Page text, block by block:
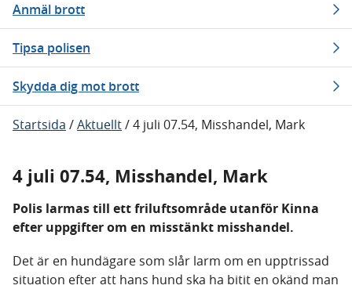
Anmäl brott
Tipsa polisen
Skydda dig mot brott
Startsida /Aktuellt/4 juli 07.54, Misshandel, Mark
4 juli 07.54, Misshandel, Mark
Polis larmas till ett friluftsområde utanför Kinna
efter uppgifter om en misstänkt misshandel.
Det är en hundägare som slår larm om en upptrissad
situation efter att hans hund ska ha bitit en okänd man